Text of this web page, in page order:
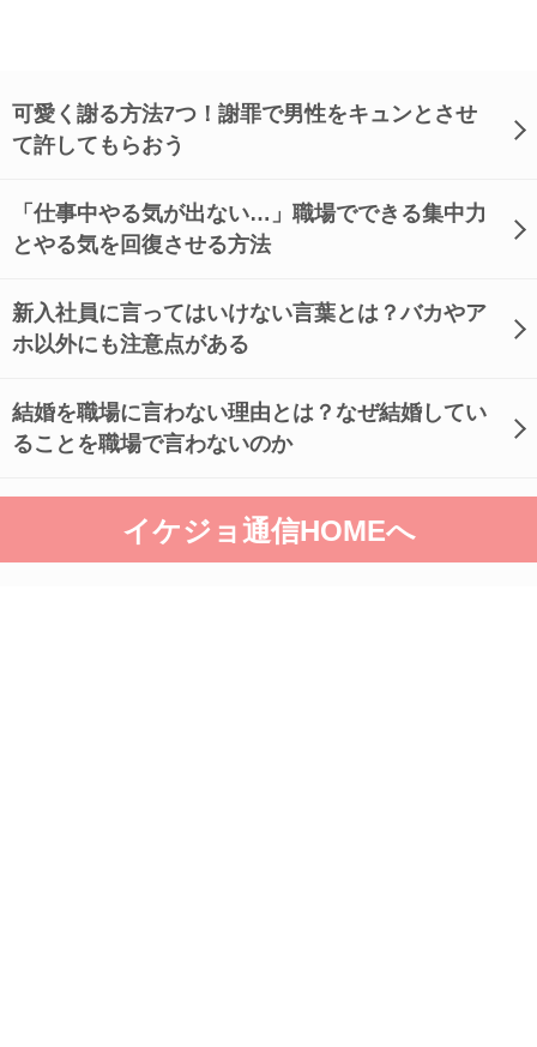
可愛く謝る方法7つ！謝罪で男性をキュンとさせ
て許してもらおう
「仕事中やる気が出ない…」職場でできる集中力
とやる気を回復させる方法
新入社員に言ってはいけない言葉とは？バカやア
ホ以外にも注意点がある
結婚を職場に言わない理由とは？なぜ結婚してい
ることを職場で言わないのか
イケジョ通信HOMEへ